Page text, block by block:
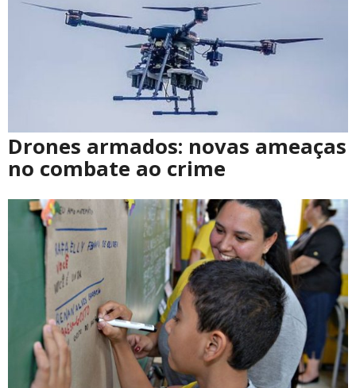
Drones armados: novas ameaças
no combate ao crime